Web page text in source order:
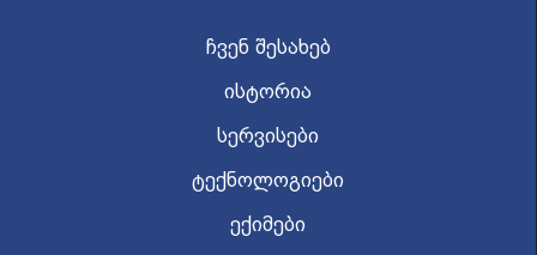
ჩვენ შესახებ
ისტორია
სერვისები
ტექნოლოგიები
ექიმები